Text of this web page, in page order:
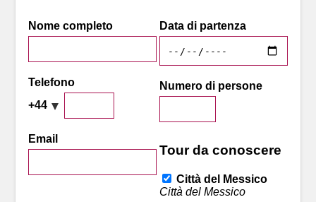
Nome completo
Telefono
+44
Email
Data di partenza
Numero di persone
Tour da conoscere
Città del Messico
Città del Messico